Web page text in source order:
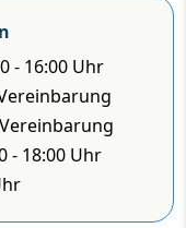
- 16:00 Uhr
- 18:00 Uhr